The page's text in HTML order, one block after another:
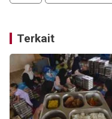
Terkait